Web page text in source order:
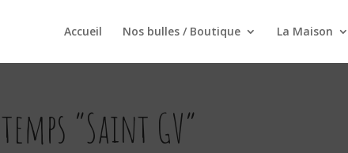
Accueil Nos bulles / Boutique La Maison
“Saint GV”